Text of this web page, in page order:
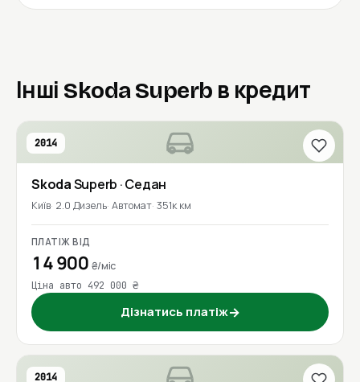
Інші Skoda Superb в кредит
2014
SkodaSuperb · Седан
Київ 2.0 Дизель Автомат 351к км
ПЛАТІЖ ВІД
14 900 ₴/міс
Ціна авто 492 000 ₴
Дізнатись платіж→
2014